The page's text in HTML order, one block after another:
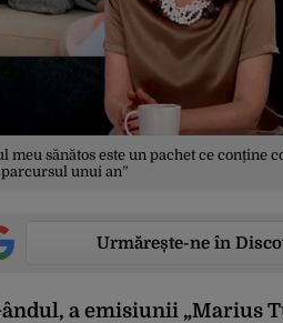
sănătos este un pachet ce conține
unui an”
Urmărește-ne în
a emisiunii „Marius